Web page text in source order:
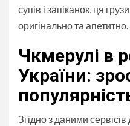
супів і запіканок, ця
оригінально та апетитно.
Чкмерулі в
України:
Згідно з даними